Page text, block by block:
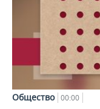
Общество 00:00